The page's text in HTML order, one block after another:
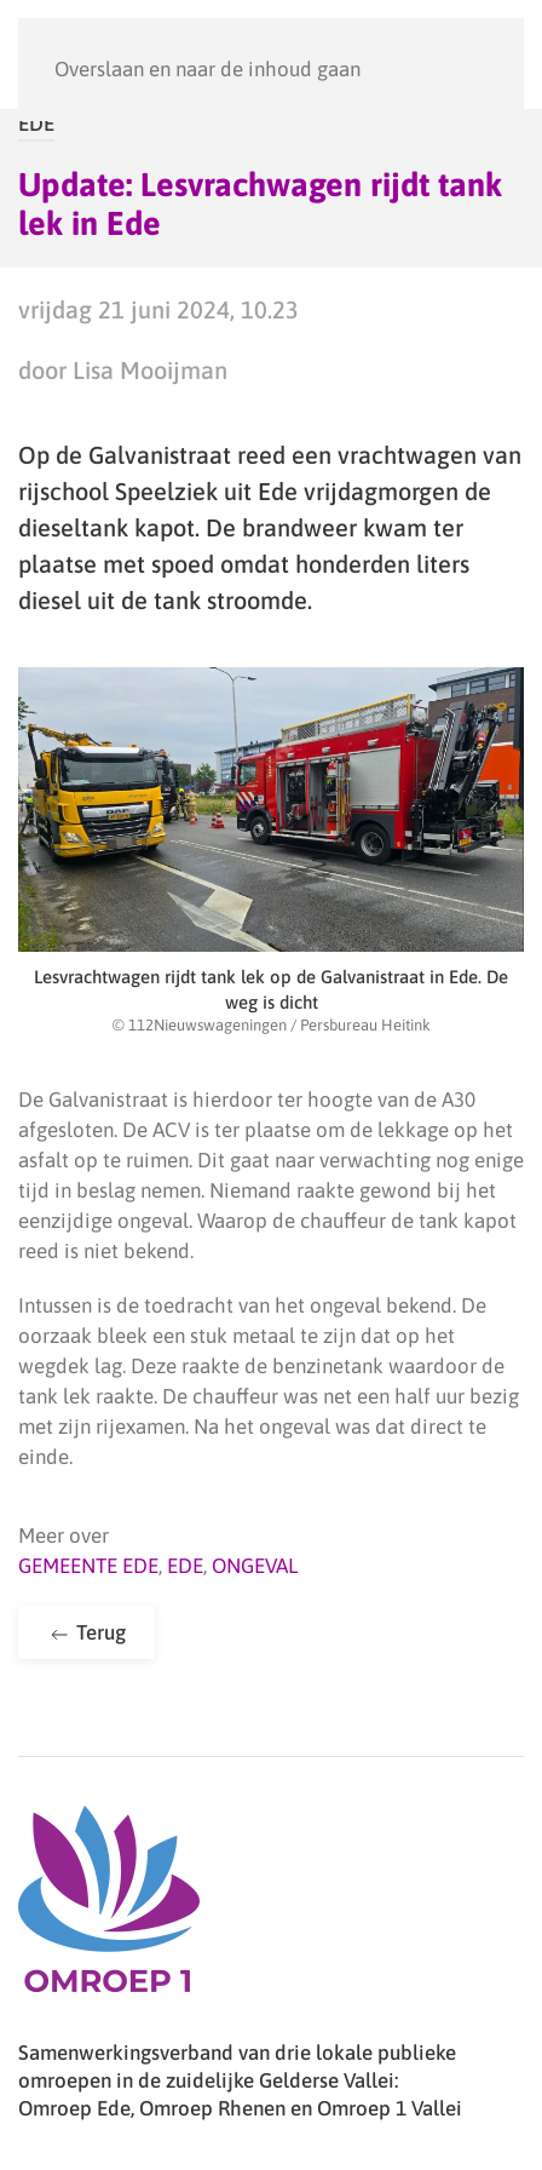
Overslaan en naar de inhoud gaan
EDE
Update: Lesvrachwagen rijdt tank
lek in Ede
vrijdag 21 juni 2024, 10.23
door Lisa Mooijman
Op de Galvanistraat reed een vrachtwagen van
rijschool Speelziek uit Ede vrijdagmorgen de
dieseltank kapot. De brandweer kwam ter
plaatse met spoed omdat honderden liters
diesel uit de tank stroomde.
Lesvrachtwagen rijdt tank lek op de Galvanistraat in Ede. De
weg is dicht
© 112Nieuwswageningen / Persbureau Heitink
De Galvanistraat is hierdoor ter hoogte van de A30
afgesloten. De ACV is ter plaatse om de lekkage op het
asfalt op te ruimen. Dit gaat naar verwachting nog enige
tijd in beslag nemen. Niemand raakte gewond bij het
eenzijdige ongeval. Waarop de chauffeur de tank kapot
reed is niet bekend.
Intussen is de toedracht van het ongeval bekend. De
oorzaak bleek een stuk metaal te zijn dat op het
wegdek lag. Deze raakte de benzinetank waardoor de
tank lek raakte. De chauffeur was net een half uur bezig
met zijn rijexamen. Na het ongeval was dat direct te
einde.
Meer over
GEMEENTE EDE, EDE, ONGEVAL
Terug
Samenwerkingsverband van drie lokale publieke
omroepen in de zuidelijke Gelderse Vallei:
Omroep Ede, Omroep Rhenen en Omroep 1 Vallei